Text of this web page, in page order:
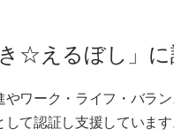
☆えるぼし」
ワーク・ライフ・バラ
て認証し支援していま